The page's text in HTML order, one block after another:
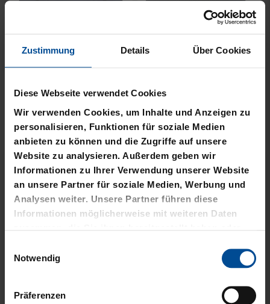
Zustimmung Details Über Cookies
Diese Webseite verwendet Cookies
Wir verwenden Cookies, um Inhalte und Anzeigen zu
personalisieren, Funktionen für soziale Medien
anbieten zu können und die Zugriffe auf unsere
Website zu analysieren. Außerdem geben wir
Informationen zu Ihrer Verwendung unserer Website
an unsere Partner für soziale Medien, Werbung und
Analysen weiter. Unsere Partner führen diese
Informationen möglicherweise mit weiteren Daten
gesammelt haben.
Notwendig
Präferenzen
JACKE HARRINGTON
SCHRIFTZUG NAVY
69,95 €
MÜTZE 47 LOGO
METALLIC NAVY
24,95 €